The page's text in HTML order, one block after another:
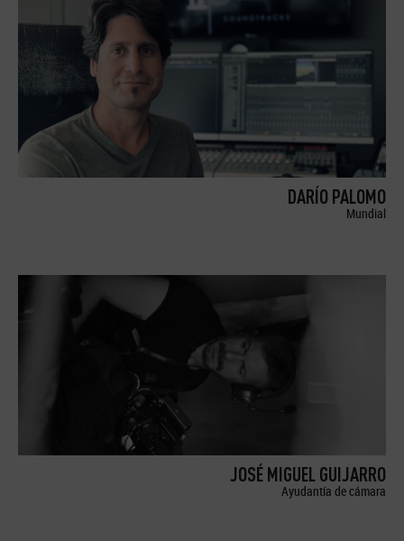
DARÍO PALOMO
Mundial
JOSÉ MIGUEL GUIJARRO
Ayudantía de cámara